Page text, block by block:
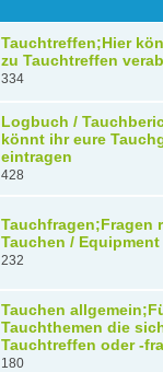
Tauchtreffen;Hier
zu Tauchtreffen
334
Logbuch /
könnt ihr eure
eintragen
428
Tauchfragen;Fragen
Tauchen / Equipment
232
Tauchen
Tauchthemen die
Tauchtreffen oder -
180